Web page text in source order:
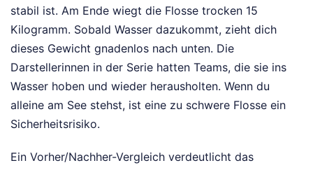
stabil ist. Am Ende wiegt die Flosse trocken 15
Kilogramm. Sobald Wasser dazukommt, zieht dich
dieses Gewicht gnadenlos nach unten. Die
Darstellerinnen in der Serie hatten Teams, die sie ins
Wasser hoben und wieder herausholten. Wenn du
alleine am See stehst, ist eine zu schwere Flosse ein
Sicherheitsrisiko.
Ein Vorher/Nachher-Vergleich verdeutlicht das